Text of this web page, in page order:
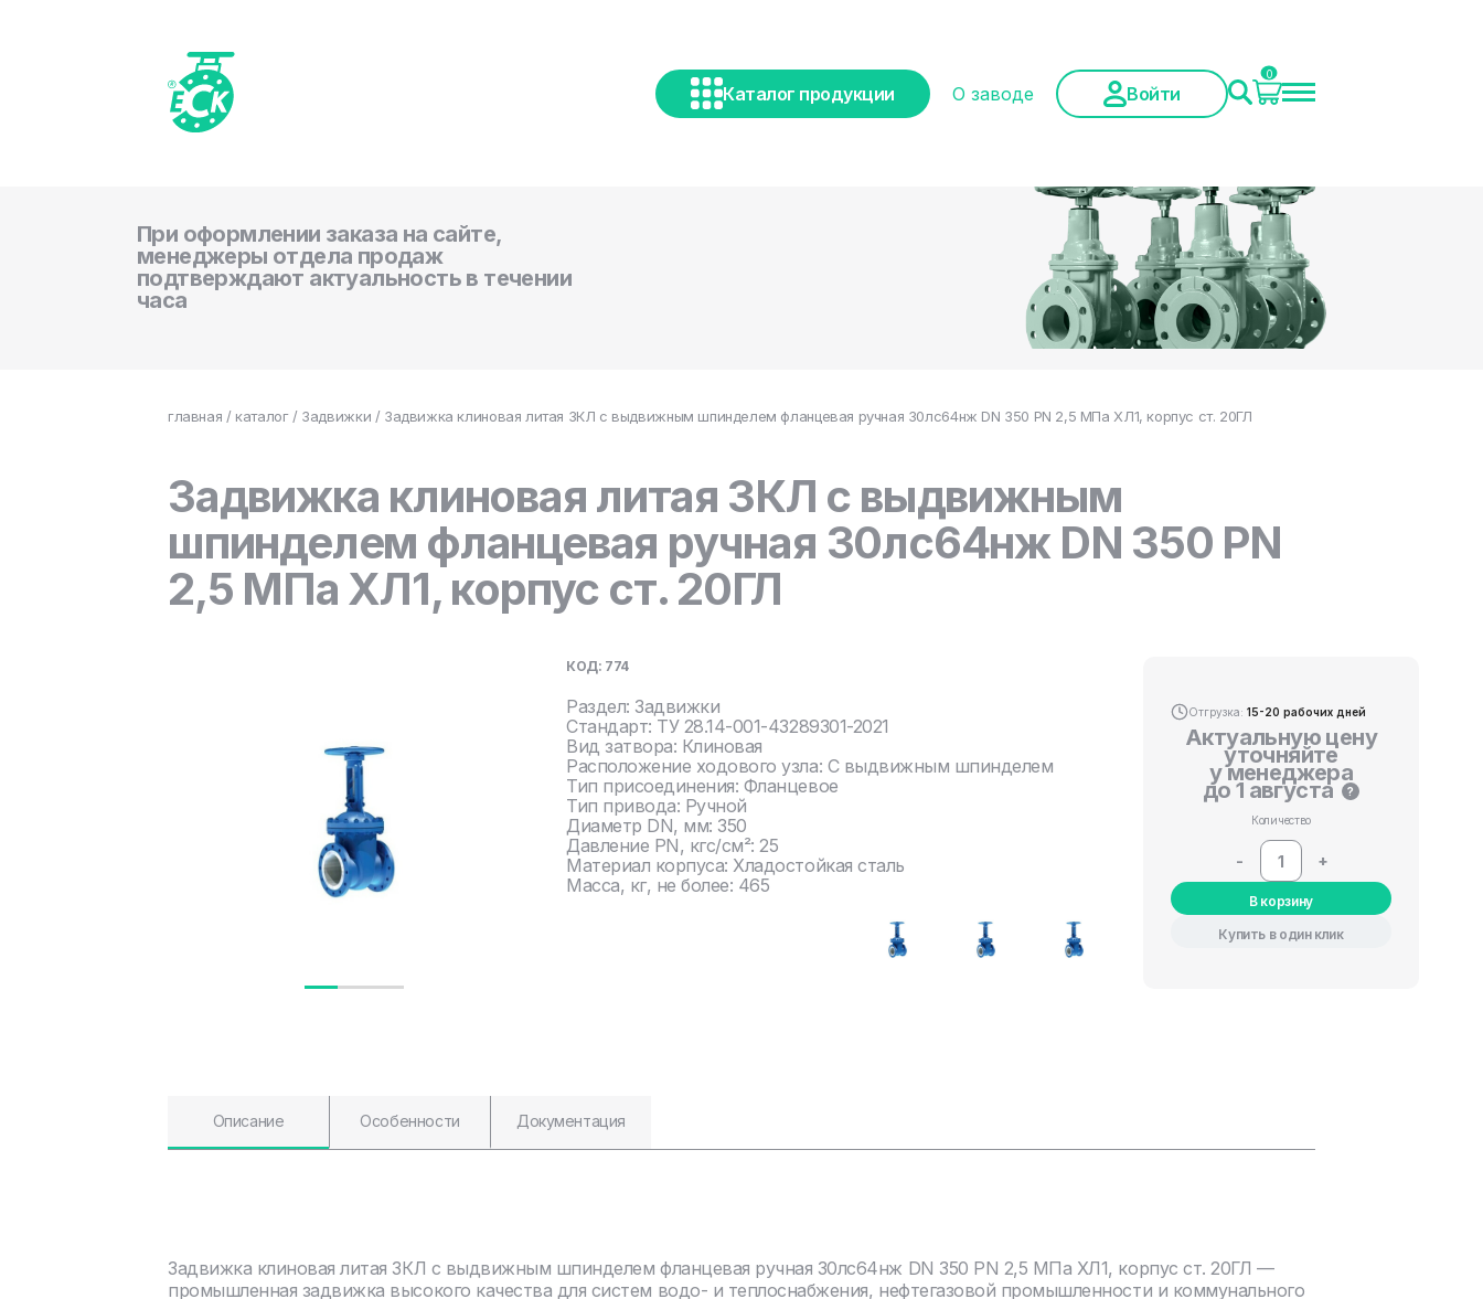
Каталог продукции О заводе Войти
0
При оформлении заказа на сайте,
менеджеры отдела продаж
подтверждают актуальность в течении
часа
главная / каталог/ Задвижки / Задвижка клиновая литая ЗКЛ с выдвижным шпинделем фланцевая ручная 30лс64нж DN 350 PN 2,5 МПа ХЛ1, корпус ст. 20ГЛ
Задвижка клиновая литая ЗКЛ с выдвижным
шпинделем фланцевая ручная 30лс64нж DN 350 PN
2,5 МПа ХЛ1, корпус ст. 20ГЛ
КОД: 774
Раздел: Задвижки
Стандарт: ТУ 28.14-001-43289301-2021
Вид затвора: Клиновая
Расположение ходового узла: С выдвижным шпинделем
Тип присоединения: Фланцевое
Тип привода: Ручной
Диаметр DN, мм: 350
Давление PN, кгс/см²: 25
Материал корпуса: Хладостойкая сталь
Масса, кг, не более: 465
Отгрузка: 15-20 рабочих дней
Актуальную цену
уточняйте
у менеджера
до 1 августа ?
Количество
- +
В корзину
Купить в один клик
Описание Особенности Документация
Задвижка клиновая литая ЗКЛ с выдвижным шпинделем фланцевая ручная 30лс64нж DN 350 PN 2,5 МПа ХЛ1, корпус ст. 20ГЛ —
промышленная задвижка высокого качества для систем водо- и теплоснабжения, нефтегазовой промышленности и коммунального